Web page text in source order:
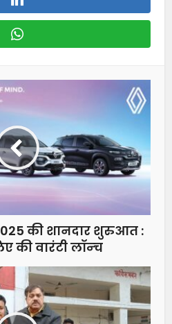
की शानदार शुरुआत :
की वारंटी लॉन्‍च